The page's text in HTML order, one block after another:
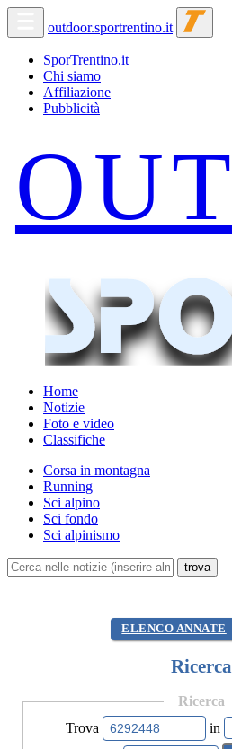
outdoor.sportrentino.it
SporTrentino.it
Chi siamo
Affiliazione
Pubblicità
Home
Notizie
Foto e video
Classifiche
Corsa in montagna
Running
Sci alpino
Sci fondo
Sci alpinismo
ELENCO ANNATE
Ricerca
Ricerca
Trova
in